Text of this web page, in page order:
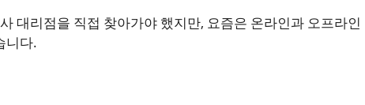
대리점을 직접 찾아가야 했지만, 요즘은 온라인과 오프라인
니다.